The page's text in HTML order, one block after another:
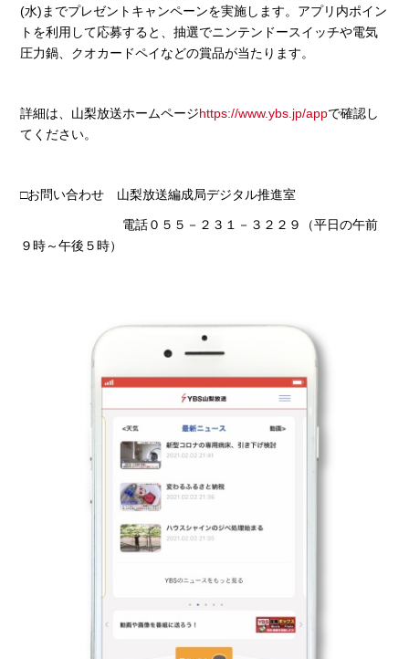
(水) までプレゼントキャンペーンを実施します。アプリ内ポイン
トを利用して応募すると、抽選でニンテンドースイッチや電気
圧力鍋、クオカードペイなどの賞品が当たります。
詳細は、山梨放送ホームページhttps://www.ybs.jp/appで確認し
てください。
□お問い合わせ 山梨放送編成局デジタル推進室
電話０５５－２３１－３２２９（平日の午前
９時～午後５時）